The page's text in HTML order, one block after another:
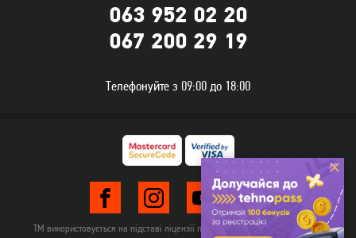
93 549грн
74 839 грн
063 952 02 20
067 200 29 19
Телефонуйте з 09:00 до 18:00
ТМ використовується на підставі ліцензії правовласника TehnomarketLTD